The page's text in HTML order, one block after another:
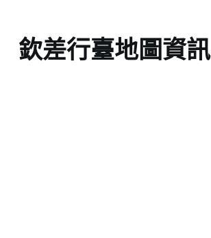
欽差行臺地圖資訊